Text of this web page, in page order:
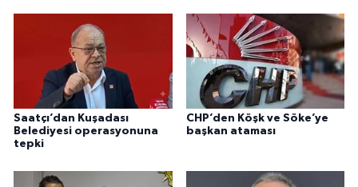
Saatçı’dan Kuşadası
Belediyesi operasyonuna
tepki
CHP’den Köşk ve Söke’ye
başkan ataması